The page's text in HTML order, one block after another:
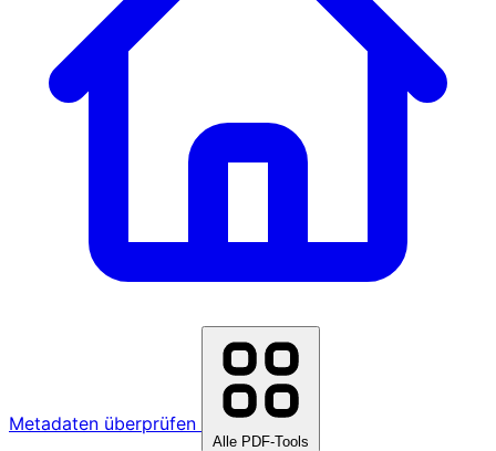
Metadaten überprüfen
Alle PDF-Tools